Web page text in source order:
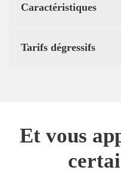
Caractéristiques
Tarifs dégressifs
Et vous